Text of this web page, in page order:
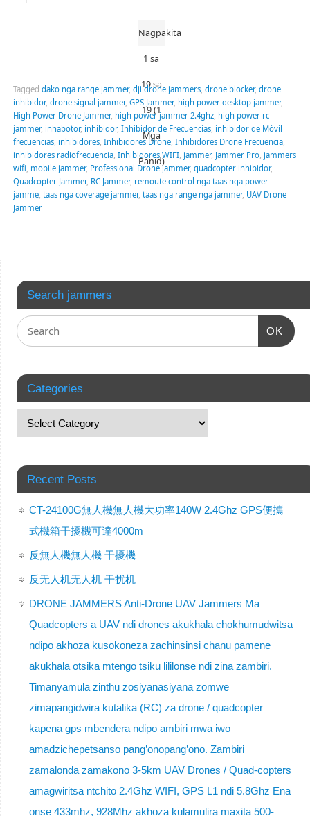
Nagpakita
1 sa
19 sa
19 (1
Mga
Panid)
Tagged dako nga range jammer, dji drone jammers, drone blocker, drone
inhibidor, drone signal jammer, GPS Jammer, high power desktop jammer,
High Power Drone Jammer, high power jammer 2.4ghz, high power rc
jammer, inhabotor, inhibidor, Inhibidor de Frecuencias, inhibidor de Móvil
frecuencias, inhibidores, Inhibidores Drone, Inhibidores Drone Frecuencia,
inhibidores radiofrecuencia, Inhibidores WIFI, jammer, Jammer Pro, jammers
wifi mobile jammer, Professional Drone jammer, quadcopter inhibidor,
Quadcopter Jammer, RC Jammer, remoute control nga taas nga power
jamme, taas nga coverage jammer, taas nga range nga jammer, UAV Drone
Jammer
Search jammers
OK
Categories
Recent Posts
CT-24100G無人機無人機大功率140W 2.4Ghz GPS便攜
式機箱干擾機可達4000m
反無人機無人機 干擾機
反无人机无人机 干扰机
DRONE JAMMERS Anti-Drone UAV Jammers Ma
Quadcopters a UAV ndi drones akukhala chokhumudwitsa
ndipo akhoza kusokoneza zachinsinsi chanu pamene
akukhala otsika mtengo tsiku lililonse ndi zina zambiri.
Timanyamula zinthu zosiyanasiyana zomwe
zimapangidwira kutalika (RC) za drone / quadcopter
kapena gps mbendera ndipo ambiri mwa iwo
amadzichepetsanso pang’onopang’ono. Zambiri
zamalonda zamakono 3-5km UAV Drones / Quad-copters
amagwiritsa ntchito 2.4Ghz WIFI, GPS L1 ndi 5.8Ghz Ena
onse 433mhz, 928Mhz akhoza kulamulira maxita 500-